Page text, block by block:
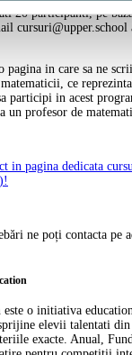
20 participanti, pe
pagina in care sa ne
ce
participi in acest
un profesor de
in pagina dedicata
ne poți contacta pe
o initiativa
elevii talentati
exacte. Anual,